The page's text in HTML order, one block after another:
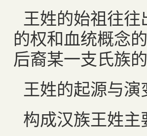
王姓的始祖往往
的权和血统概念
后裔某一支氏族
王姓的起源与演
构成汉族王姓